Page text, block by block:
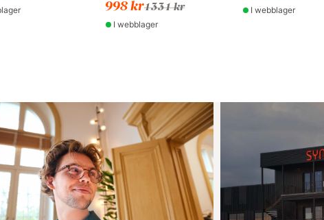
998 kr1331 kr
I webblager
I webblager